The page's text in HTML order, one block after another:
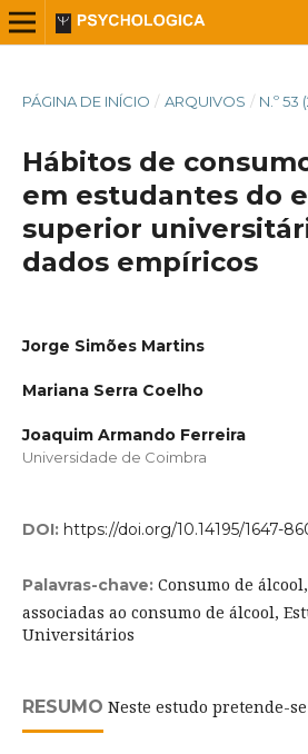
PÁGINA DE INÍCIO / ARQUIVOS / N.º 53
Hábitos de
em estudantes do
superior
dados empíricos
Jorge Simões Martins
Mariana Serra Coelho
Joaquim Armando Ferreira
Universidade de Coimbra
DOI: https://doi.org/10.14195/1647-
Palavras-chave: Consumo de
associadas ao consumo de álcool,
Universitários
RESUMO Neste estudo pretende-